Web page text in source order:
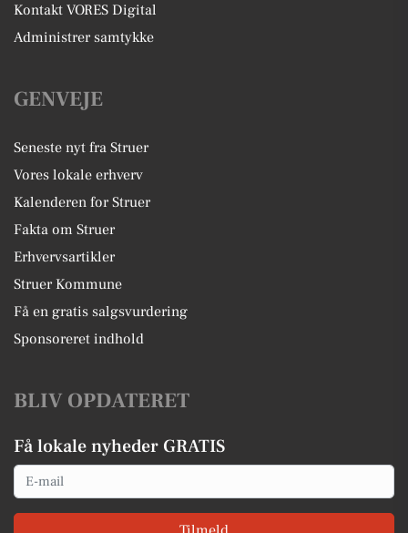
Kontakt VORES Digital
Administrer samtykke
GENVEJE
Seneste nyt fra Struer
Vores lokale erhverv
Kalenderen for Struer
Fakta om Struer
Erhvervsartikler
Struer Kommune
Få en gratis salgsvurdering
Sponsoreret indhold
BLIV OPDATERET
Få lokale nyheder GRATIS
Email